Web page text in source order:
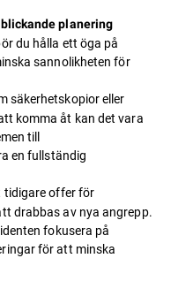
planering
du hålla ett öga på
sannolikheten för
säkerhetskopior eller
komma åt kan det vara
till
en fullständig
tidigare offer för
drabbas av nya angrepp.
fokusera på
för att minska